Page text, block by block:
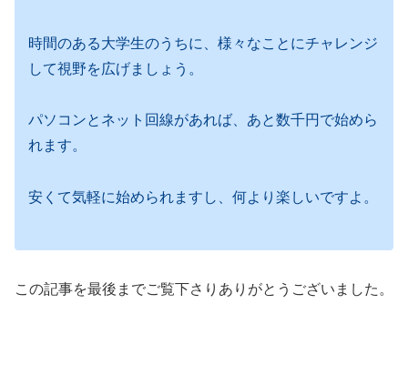
時間のある大学生のうちに、様々なことにチャレンジ
して視野を広げましょう。
パソコンとネット回線があれば、あと数千円で始めら
れます。
安くて気軽に始められますし、何より楽しいですよ。
この記事を最後までご覧下さりありがとうございました。